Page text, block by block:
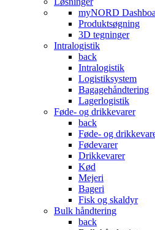
myNORD
Produktsøgning
3D tegninger
Intralogistik
back
Intralogistik
Logistiksystem
Bagagehåndtering
Lagerlogistik
Føde- og drikkevarer
back
Føde- og
Fødevarer
Drikkevarer
Kød
Mejeri
Bageri
Fisk og skaldyr
Bulk håndtering
back